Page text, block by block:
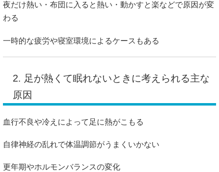
夜だけ熱い・布団に入ると熱い・動かすと楽などで原因が変
わる
一時的な疲労や寝室環境によるケースもある
2. 足が熱くて眠れないときに考えられる主な
原因
血行不良や冷えによって足に熱がこもる
自律神経の乱れで体温調節がうまくいかない
更年期やホルモンバランスの変化